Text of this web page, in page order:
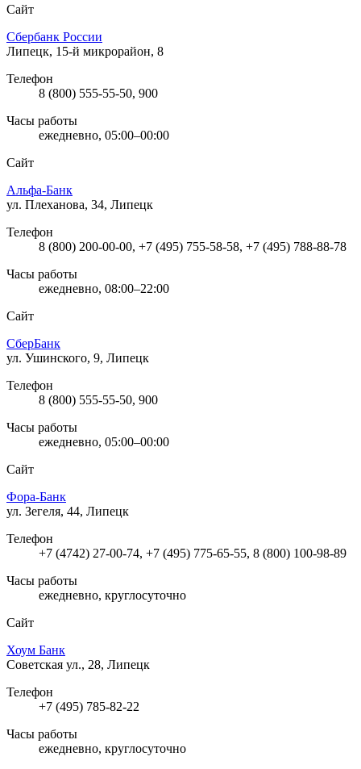
Сайт
Сбербанк России
Липецк, 15-й микрорайон, 8
Телефон
8 (800) 555-55-50, 900
Часы работы
ежедневно, 05:00–00:00
Сайт
Альфа-Банк
ул. Плеханова, 34, Липецк
Телефон
8 (800) 200-00-00, +7 (495) 755-58-58, +7 (495) 788-88-78
Часы работы
ежедневно, 08:00–22:00
Сайт
СберБанк
ул. Ушинского, 9, Липецк
Телефон
8 (800) 555-55-50, 900
Часы работы
ежедневно, 05:00–00:00
Сайт
Фора-Банк
ул. Зегеля, 44, Липецк
Телефон
+7 (4742) 27-00-74, +7 (495) 775-65-55, 8 (800) 100-98-89
Часы работы
ежедневно, круглосуточно
Сайт
Хоум Банк
Советская ул., 28, Липецк
Телефон
+7 (495) 785-82-22
Часы работы
ежедневно, круглосуточно